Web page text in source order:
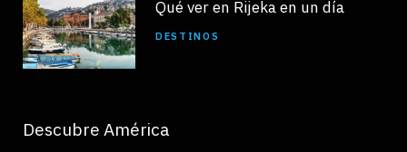
Qué ver en Rijeka en un día
DESTINOS
Descubre América